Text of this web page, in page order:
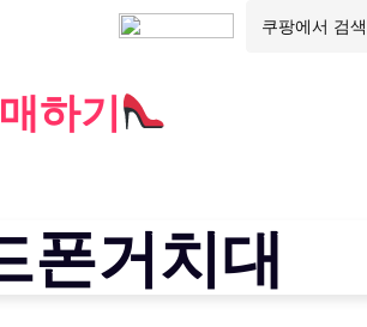
하기
폰거치대